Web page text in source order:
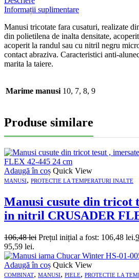
Informații suplimentare
Manusi tricotate fara cusaturi, realizate
din polietilena de inalta densitate,
acoperit la randul sau cu nitril negru
contact abraziva. Caracteristici anti-
marita la taiere.
Marime manusi 10, 7, 8, 9
Produse similare
Adaugă în coș Quick View
MANUSI, PROTECTIE LA TEMPERATURI INALTE
Manusi cusute din tricot
in nitril CRUSADER
106,48lei Prețul inițial a fost: 106,48 lei.
95,59 lei.
Adaugă în coș Quick View
COMBINAT, MANUSI, PIELE, PROTECTIE LA